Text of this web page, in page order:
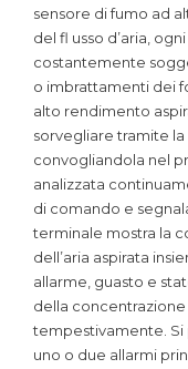
sensore di fumo ad
del fl usso d’aria,
costantemente
o imbrattamenti dei
alto rendimento
sorvegliare tramite
convogliandola nel
analizzata
di comando e
terminale mostra la
dell’aria aspirata
allarme, guasto e
della
tempestivamente.
uno o due allarmi